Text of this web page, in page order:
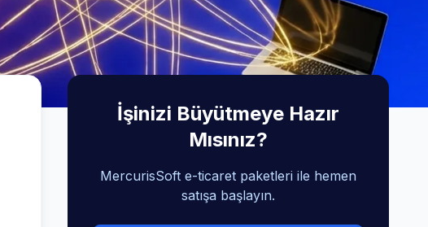
İşinizi Büyütmeye Hazır
Mısınız?
MercurisSoft e-ticaret paketleri ile hemen
satışa başlayın.